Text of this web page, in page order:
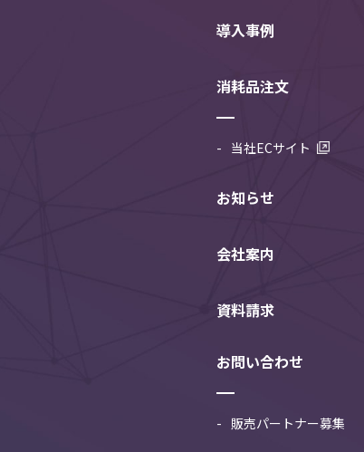
導入事例
消耗品注文
当社ECサイト
お知らせ
会社案内
資料請求
お問い合わせ
販売パートナー募集